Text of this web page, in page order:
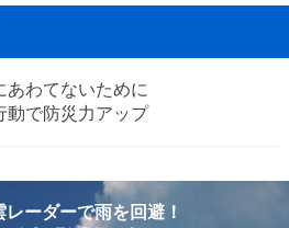
あわてないために
動で防災力アップ
レーダーで雨を回避！